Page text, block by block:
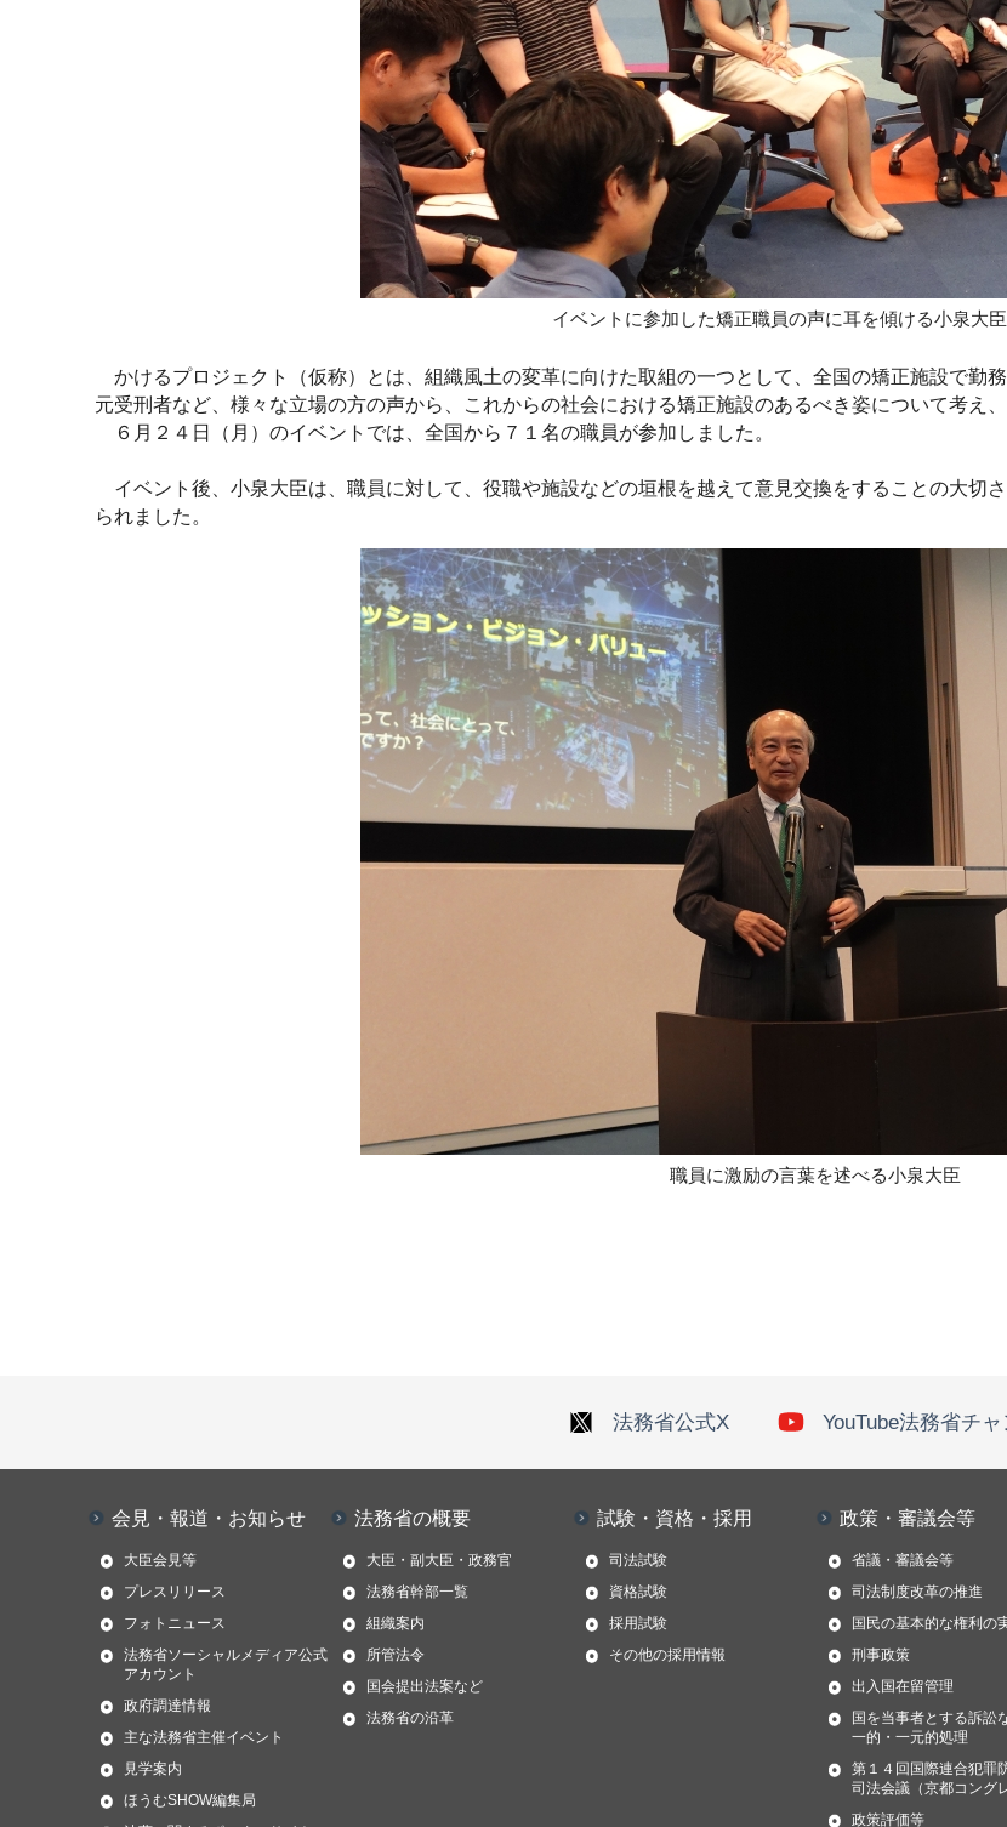
イベントに参加した矯正職員の声に耳を傾ける小泉大臣
かけるプロジェクト（仮称）とは、組織風土の変革に向けた取組の一つとして、全国の矯正施設で勤
元受刑者など、様々な立場の方の声から、これからの社会における矯正施設のあるべき姿について考え
６月２４日（月）のイベントでは、全国から７１名の職員が参加しました。
イベント後、小泉大臣は、職員に対して、役職や施設などの垣根を越えて意見交換をすることの大切
られました。
職員に激励の言葉を述べる小泉大臣
法務省公式X YouTube法務省チ
会見・報道・お知らせ
大臣会見等
プレスリリース
フォトニュース
法務省ソーシャルメディア公式
アカウント
政府調達情報
主な法務省主催イベント
見学案内
ほうむSHOW編集局
法務省の概要
大臣・副大臣・政務官
法務省幹部一覧
組織案内
所管法令
国会提出法案など
法務省の沿革
試験・資格・採用
司法試験
資格試験
採用試験
その他の採用情報
政策・審議会等
省議・審議会等
司法制度改革の推進
国民の基本的な権利の
刑事政策
出入国在留管理
国を当事者とする訴訟
一的・一元的処理
第１４回国際連合犯罪
司法会議（京都コング
政策評価等